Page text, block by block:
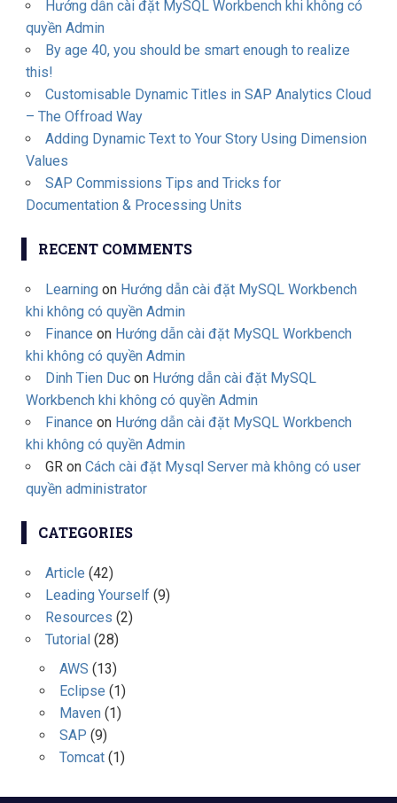
Hướng dẫn cài đặt MySQL Workbench khi không có
quyền Admin
By age 40, you should be smart enough to realize
this!
Customisable Dynamic Titles in SAP Analytics Cloud
– The Offroad Way
Adding Dynamic Text to Your Story Using Dimension
Values
SAP Commissions Tips and Tricks for
Documentation & Processing Units
RECENT COMMENTS
Learningon Hướng dẫn cài đặt MySQL Workbench
khi không có quyền Admin
Finance on Hướng dẫn cài đặt MySQL Workbench
khi không có quyền Admin
Dinh Tien Ducon Hướng dẫn cài đặt MySQL
Workbench khi không có quyền Admin
Finance on Hướng dẫn cài đặt MySQL Workbench
khi không có quyền Admin
GRon Cách cài đặt Mysql Server mà không có user
quyền administrator
CATEGORIES
Article (42)
Leading Yourself(9)
Resources (2)
Tutorial(28)
AWS (13)
Eclipse (1)
Maven(1)
SAP (9)
Tomcat(1)